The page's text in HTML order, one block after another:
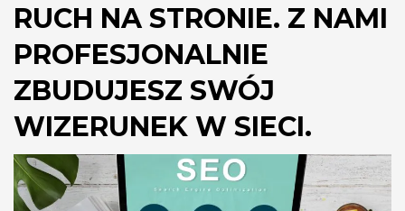
RUCH NA STRONIE. Z NAMI
PROFESJONALNIE
ZBUDUJESZ SWÓJ
WIZERUNEK W SIECI.